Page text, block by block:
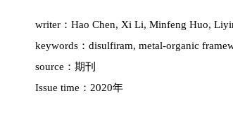
writer：Hao Chen, Xi Li, Minfeng Huo,
keywords：disulfiram, metal-organic
source：期刊
Issue time：2020年